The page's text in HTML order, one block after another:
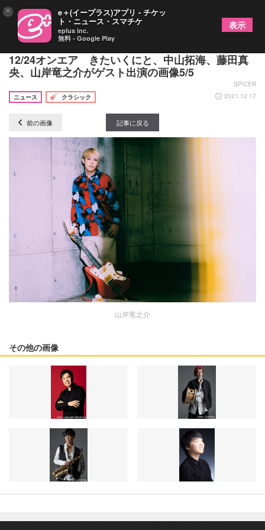
小曽根真が次世代アーティストと奏でる特別番組が
12/24オンエア きたいくにと、中山拓海、藤田真
央、山岸竜之介がゲスト出演の画像5/5
SPICER
ニュース
クラシック 2021.12.17
前の画像 記事に戻る
山岸竜之介
その他の画像
× e＋(イープラス)アプリ - チケッ
ト・ニュース・スマチケ
eplus inc.
無料 - Google Play
表示